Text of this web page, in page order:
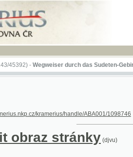
-Wegweiser durch das Sudeten-Gebirge(1/722)
kramerius/handle/ABA001/1098746
stránky